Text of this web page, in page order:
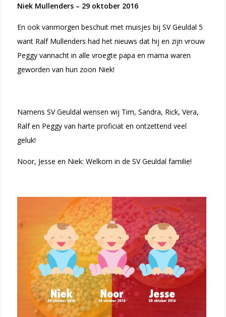
Niek Mullenders – 29 oktober 2016
En ook vanmorgen beschuit met muisjes bij SV Geuldal 5
want Ralf Mullenders had het nieuws dat hij en zijn vrouw
Peggy vannacht in alle vroegte papa en mama waren
geworden van hun zoon Niek!
Namens SV Geuldal wensen wij Tim, Sandra, Rick, Vera,
Ralf en Peggy van harte proficiat en ontzettend veel
geluk!
Noor, Jesse en Niek: Welkom in de SV Geuldal familie!